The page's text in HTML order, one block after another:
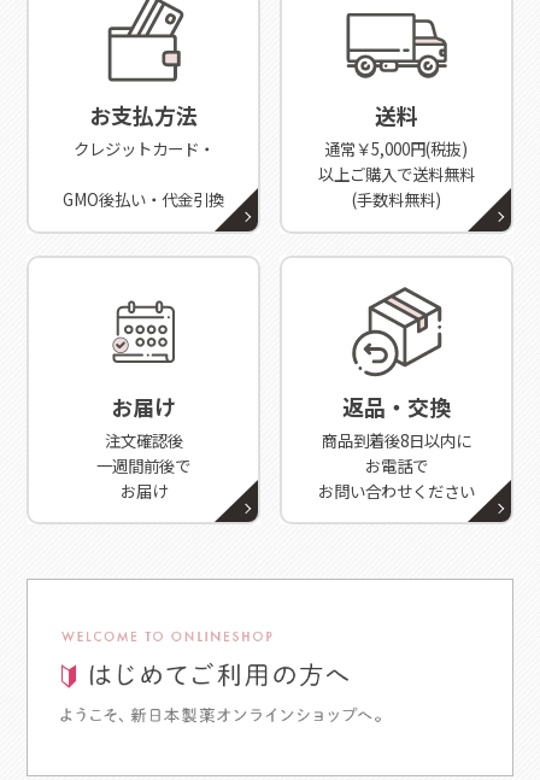
お支払方法
クレジットカード・
GMO後払い・代金引換
送料
通常￥5,000円(税抜)
以上ご購入で送料無料
(手数料無料)
お届け
注文確認後
一週間前後で
お届け
返品・交換
商品到着後8日以内に
お電話で
お問い合わせください